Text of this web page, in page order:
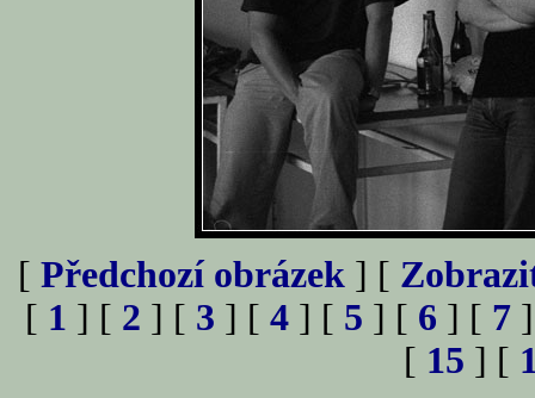
[ Předchozí obrázek ] [
[ 1 ] [ 2 ] [ 3 ] [ 4 ] [ 5 ] [ 6 ] [ 7
[ 15 ] [